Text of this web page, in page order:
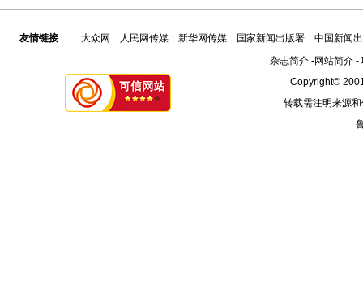
友情链接 大众网 人民网传媒 新华网传媒 国家新闻出版署
中国新闻
杂志简介-网站简介-
Copyright©
转载需注明来源